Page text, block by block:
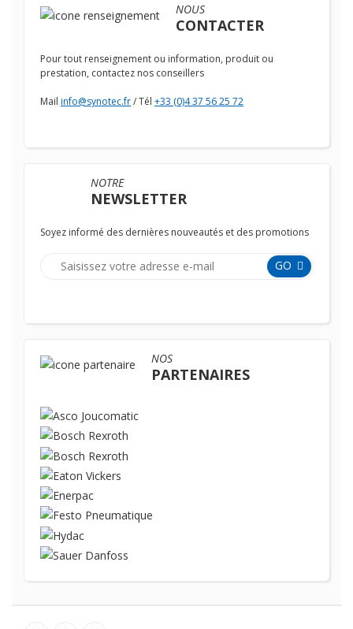
NOUS
CONTACTER
Pour tout renseignement ou information, produit ou
prestation, contactez nos conseillers
Mail info@synotec.fr/ Tél +33 (0)4 37 56 25 72
NOTRE
NEWSLETTER
Soyez informé des dernières nouveautés et des promotions
GO
NOS
PARTENAIRES